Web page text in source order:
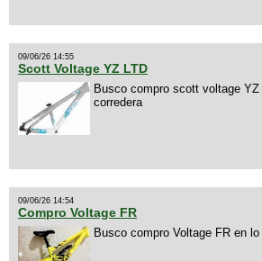
09/06/26 14:55
Scott Voltage YZ LTD
Busco compro scott voltage
corredera
09/06/26 14:54
Compro Voltage FR
Busco compro Voltage FR en